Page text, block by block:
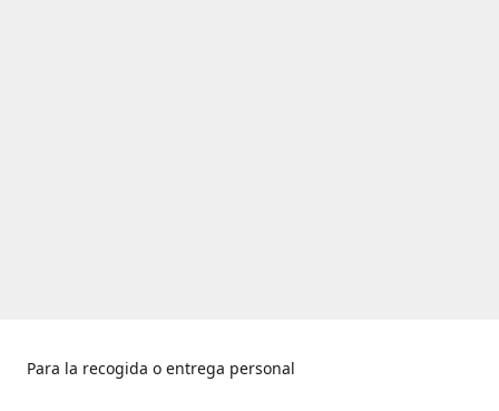
Para la recogida o entrega personal